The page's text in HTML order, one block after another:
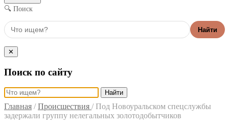
🔍 Поиск
Найти
✕
Поиск по сайту
Найти
Главная / Происшествия / Под Новоуральском спецслужбы
задержали группу нелегальных золотодобытчиков